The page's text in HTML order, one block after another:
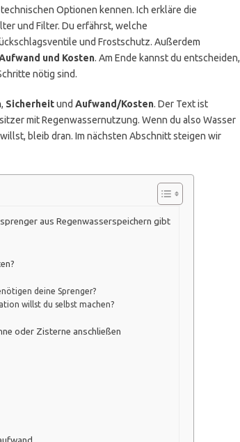
Optionen kennen. Ich erkläre die
und Filter. Du erfährst, welche
und Frostschutz. Außerdem
und Kosten. Am Ende kannst du entscheiden,
nötig sind.
, Sicherheitund Aufwand/Kosten. Der Text ist
mit Regenwassernutzung. Wenn du also Wasser
bleib dran. Im nächsten Abschnitt steigen wir
aus Regenwasserspeichern gibt
deine Sprenger?
willst du selbst machen?
oder Zisterne anschließen